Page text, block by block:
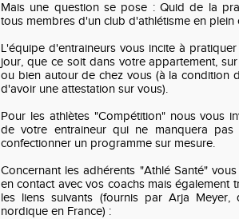
Mais une question se pose : Quid de la
tous membres d'un club d'athlétisme en
L'équipe d'entraineurs vous incite à
jour, que ce soit dans votre appartement,
ou bien autour de chez vous (à la condition
d'avoir une attestation sur vous).
Pour les athlètes "Compétition" nous vous
de votre entraineur qui ne manquera pas
confectionner un programme sur mesure.
Concernant les adhérents "Athlé Santé"
en contact avec vos coachs mais également
les liens suivants (fournis par Arja
nordique en France) :